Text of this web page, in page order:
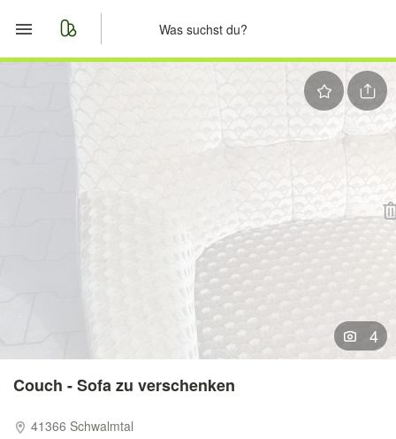
4
Couch - Sofa zu verschenken
41366 Schwalmtal